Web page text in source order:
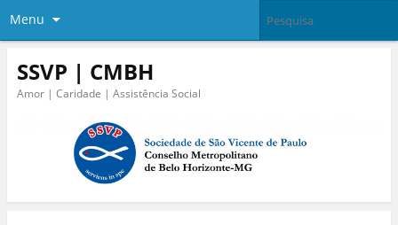
Menu
SSVP | CMBH
Amor | Caridade | Assistência Social